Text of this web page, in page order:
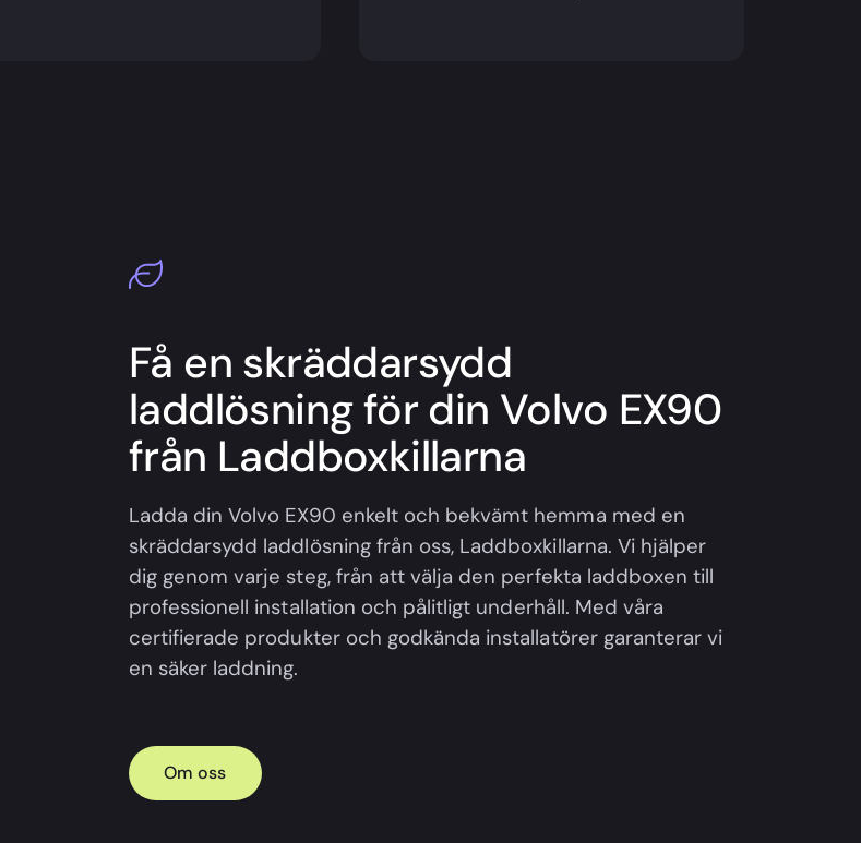
Få en skräddarsydd
laddlösning för din Volvo EX90
från Laddboxkillarna
Ladda din Volvo EX90 enkelt och bekvämt hemma med en
skräddarsydd laddlösning från oss, Laddboxkillarna. Vi hjälper
dig genom varje steg, från att välja den perfekta laddboxen till
professionell installation och pålitligt underhåll. Med våra
certifierade produkter och godkända installatörer garanterar vi
en säker laddning.
Om oss